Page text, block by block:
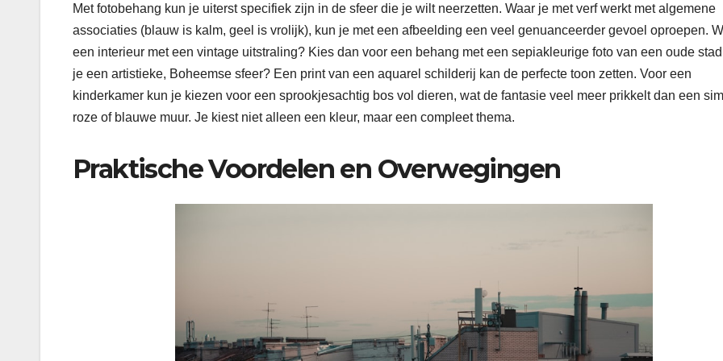
Met fotobehang kun je uiterst specifiek zijn in de sfeer die je wilt neerzetten. Waar je met verf werkt met algemene
associaties (blauw is kalm, geel is vrolijk), kun je met een afbeelding een veel genuanceerder gevoel oproepen.
een interieur met een vintage uitstraling? Kies dan voor een behang met een sepiakleurige foto van een oude
je een artistieke, Boheemse sfeer? Een print van een aquarel schilderij kan de perfecte toon zetten. Voor een
kinderkamer kun je kiezen voor een sprookjesachtig bos vol dieren, wat de fantasie veel meer prikkelt dan een
roze of blauwe muur. Je kiest niet alleen een kleur, maar een compleet thema.
Praktische Voordelen en Overwegingen